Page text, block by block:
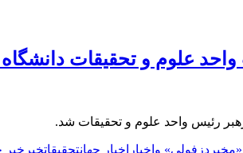
علوم و تحقیقات دانشگاه
رئیس واحد علوم و تحقیقات شد.
«مخبردزفولی» و اخبار اخبار جهانتحقیقاتخبر خبر